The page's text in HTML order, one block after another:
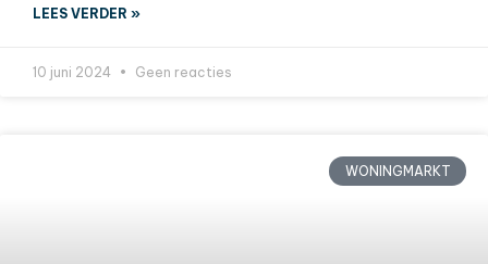
LEES VERDER »
10 juni 2024 Geen reacties
WONINGMARKT